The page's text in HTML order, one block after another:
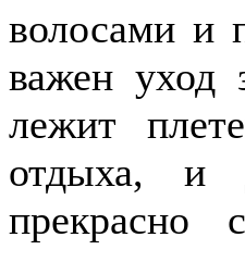
волосами и
важен уход
лежит
отдыха, и
прекрасно